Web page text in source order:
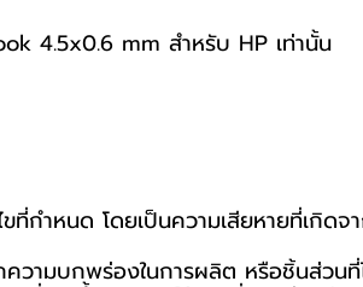
4.5x0.6 mm สำหรับ HP เท่านั้น
กำหนด โดยเป็นความเสียหายที่เกิดจ
วามบกพร่องในการผลิต หรือชิ้นส่วนที่